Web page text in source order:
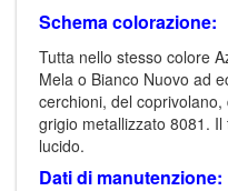
Schema colorazione:
Tutta nello stesso colore
Mela o Bianco Nuovo ad
cerchioni, del
grigio metallizzato 8081.
lucido.
Dati di manutenzione: